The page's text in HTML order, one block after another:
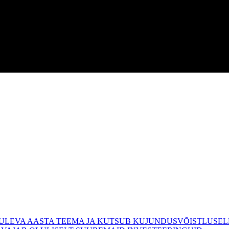
AASTA TEEMA JA KUTSUB